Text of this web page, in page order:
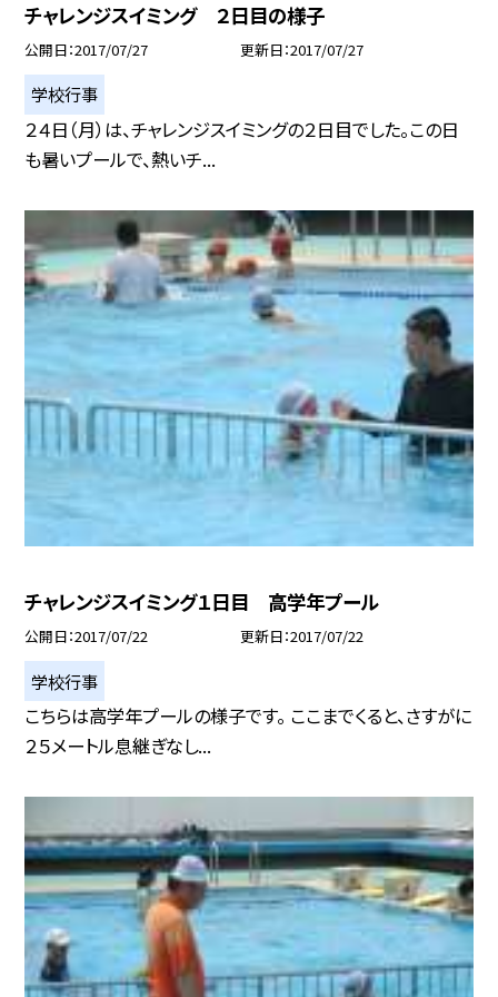
チャレンジスイミング ２日目の様子
公開日 2017/07/27 更新日 2017/07/27
学校行事
２４日（月）は、チャレンジスイミングの２日目でした。この日
も暑いプールで、熱いチ...
チャレンジスイミング１日目 高学年プール
公開日 2017/07/22 更新日 2017/07/22
学校行事
こちらは高学年プールの様子です。 ここまでくると、さすがに
２５メートル息継ぎなし...